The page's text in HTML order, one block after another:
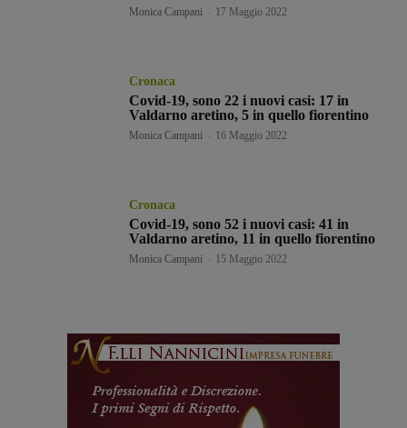
Monica Campani 17 Maggio 2022
Cronaca
Covid-19, sono 22 i nuovi casi: 17 in
Valdarno aretino, 5 in quello fiorentino
Monica Campani 16 Maggio 2022
Cronaca
Covid-19, sono 52 i nuovi casi: 41 in
Valdarno aretino, 11 in quello fiorentino
Monica Campani 15 Maggio 2022